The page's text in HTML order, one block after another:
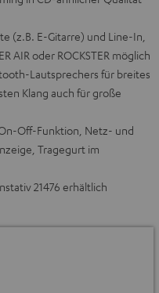
(z.B. E-Gitarre) und Line-In,
AIR oder ROCKSTER möglich
Lautsprechers für breites
Klang auch für große
Off-Funktion, Netz- und
Tragegurt im
21476 erhältlich